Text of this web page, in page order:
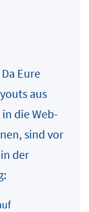
Eure
aus
die Web-
sind vor
der